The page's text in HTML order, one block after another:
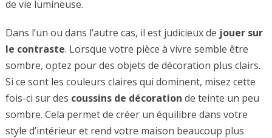
de vie lumineuse.
Dans l’un ou dans l’autre cas, il est judicieux de jouer sur
le contraste. Lorsque votre pièce à vivre semble être
sombre, optez pour des objets de décoration plus clairs.
Si ce sont les couleurs claires qui dominent, misez cette
fois-ci sur des coussins de décoration de teinte un peu
sombre. Cela permet de créer un équilibre dans votre
style d’intérieur et rend votre maison beaucoup plus